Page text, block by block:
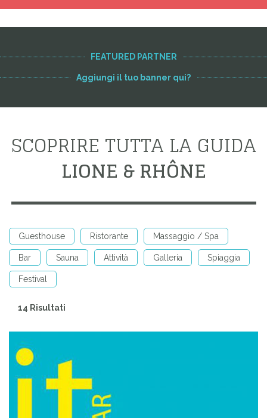
FEATURED PARTNER
Aggiungi il tuo banner qui?
SCOPRIRE TUTTA LA GUIDA
LIONE & RHÔNE
Guesthouse Ristorante Massaggio / Spa
Bar Sauna Attività Galleria Spiaggia
Festival
14 Risultati